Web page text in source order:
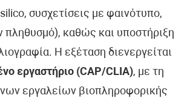
συσχετίσεις με φαινότυπο,
πληθυσμό), καθώς και υποστήριξη
Η εξέταση διενεργείται
εργαστήριο (CAP/CLIA), με τη
εργαλείων βιοπληροφορικής